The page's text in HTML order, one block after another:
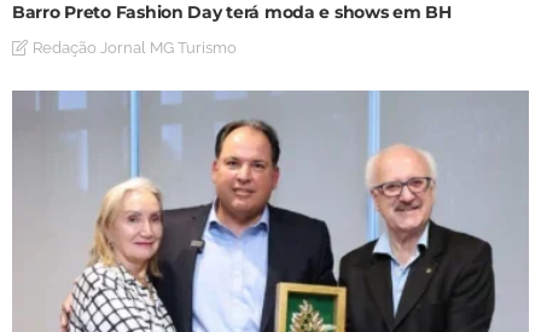
Barro Preto Fashion Day terá moda e shows em BH
Redação Jornal MG Turismo